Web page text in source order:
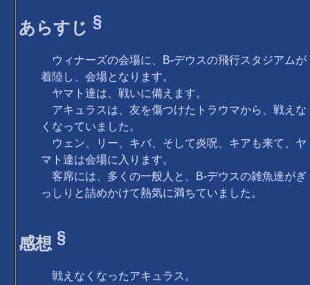
あらすじ §
ウィナーズの会場に、B-デウスの飛行スタジアムが
着陸し、会場となります。
ヤマト達は、戦いに備えます。
アキュラスは、友を傷つけたトラウマから、戦えな
くなっていました。
ウェン、リー、キバ、そして炎呪、キアも来て、ヤ
マト達は会場に入ります。
客席には、多くの一般人と、B-デウスの雑魚達がぎ
っしりと詰めかけて熱気に満ちていました。
感想 §
戦えなくなったアキュラス。